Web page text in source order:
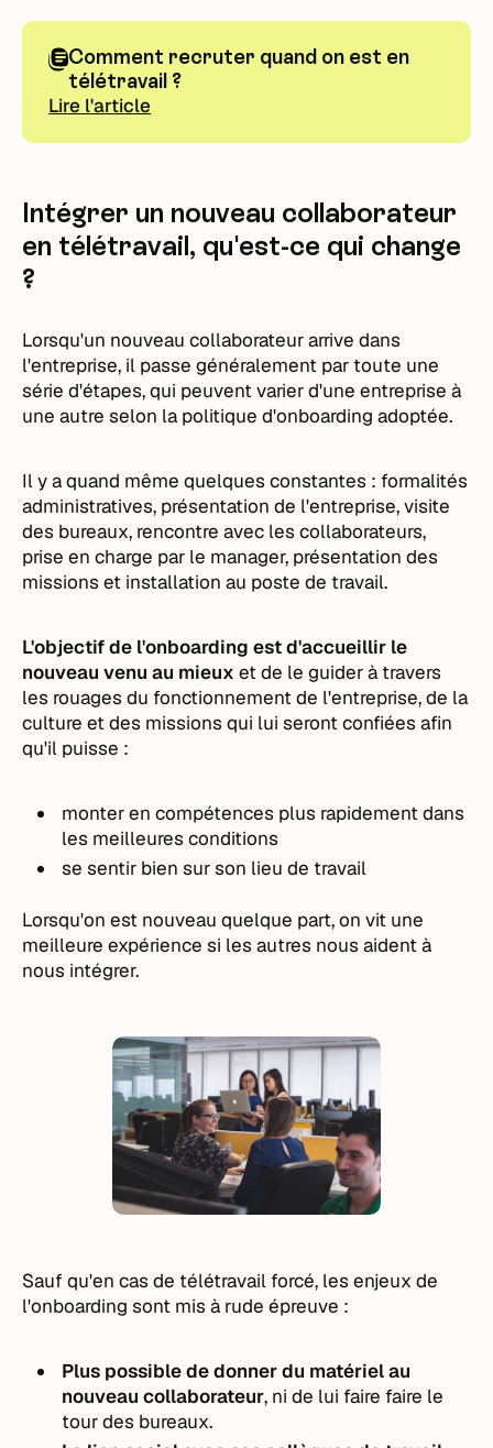
Comment recruter quand on est en
télétravail ?
Lire l'article
Intégrer un nouveau collaborateur
en télétravail, qu'est-ce qui change
?
Lorsqu'un nouveau collaborateur arrive dans
l'entreprise, il passe généralement par toute une
série d'étapes, qui peuvent varier d'une entreprise à
une autre selon la politique d'onboarding adoptée.
Il y a quand même quelques constantes : formalités
administratives, présentation de l'entreprise, visite
des bureaux, rencontre avec les collaborateurs,
prise en charge par le manager, présentation des
missions et installation au poste de travail.
L'objectif de l'onboarding est d'accueillir le
nouveau venu au mieux et de le guider à travers
les rouages du fonctionnement de l'entreprise, de la
culture et des missions qui lui seront confiées afin
qu'il puisse :
monter en compétences plus rapidement dans
les meilleures conditions
se sentir bien sur son lieu de travail
Lorsqu'on est nouveau quelque part, on vit une
meilleure expérience si les autres nous aident à
nous intégrer.
Sauf qu'en cas de télétravail forcé, les enjeux de
l'onboarding sont mis à rude épreuve :
Plus possible de donner du matériel au
nouveau collaborateur, ni de lui faire faire le
tour des bureaux.